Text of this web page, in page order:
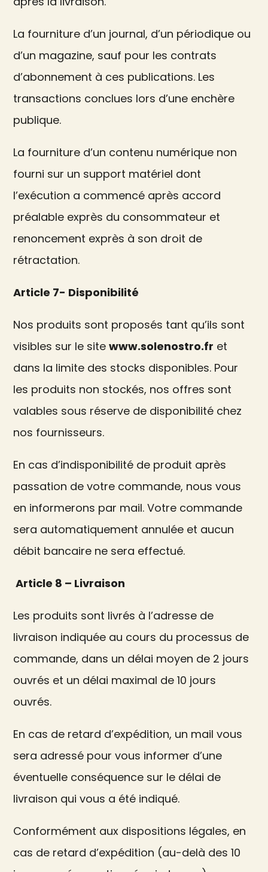
La fourniture d’un journal, d’un périodique ou
d’un magazine, sauf pour les contrats
d’abonnement à ces publications. Les
transactions conclues lors d’une enchère
publique.
La fourniture d’un contenu numérique non
fourni sur un support matériel dont
l’exécution a commencé après accord
préalable exprès du consommateur et
renoncement exprès à son droit de
rétractation.
Article 7- Disponibilité
Nos produits sont proposés tant qu’ils sont
visibles sur le sitewww.solenostro.fr et
dans la limite des stocks disponibles. Pour
les produits non stockés, nos offres sont
valables sous réserve de disponibilité chez
nos fournisseurs.
En cas d’indisponibilité de produit après
passation de votre commande, nous vous
en informerons par mail. Votre commande
sera automatiquement annulée et aucun
débit bancaire ne sera effectué.
Article 8 – Livraison
Les produits sont livrés à l’adresse de
livraison indiquée au cours du processus de
commande, dans un délai moyen de 2 jours
ouvrés et un délai maximal de 10 jours
ouvrés.
En cas de retard d’expédition, un mail vous
sera adressé pour vous informer d’une
éventuelle conséquence sur le délai de
livraison qui vous a été indiqué.
Conformément aux dispositions légales, en
cas de retard d’expédition (au-delà des 10